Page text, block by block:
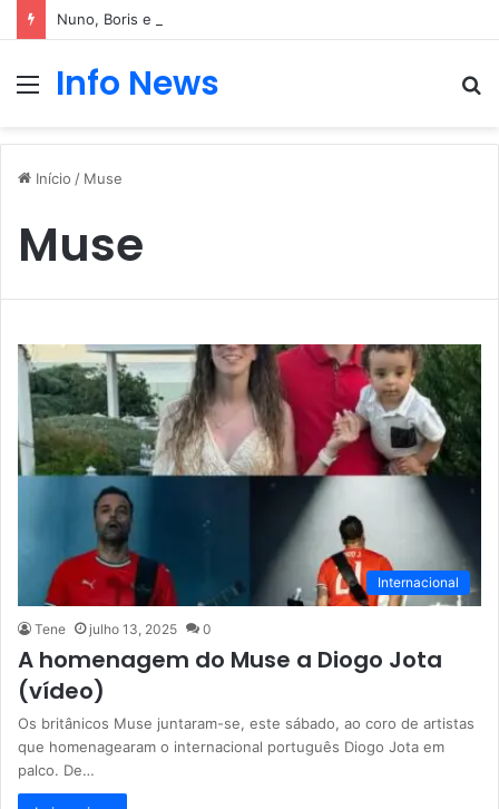
Nuno, Boris e Afonso protagonizam dança sensual
Menu
Info News
Início / Muse
Muse
Internacional
Tene julho 13, 2025 0
A homenagem do Muse a Diogo Jota
(vídeo)
Os britânicos Muse juntaram-se, este sábado, ao coro de artistas
que homenagearam o internacional português Diogo Jota em
palco. De…